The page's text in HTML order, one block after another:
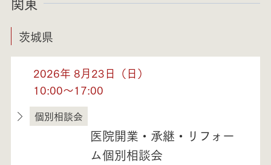
茨城県
2026年 8月23日（日）
10:00～17:00
茨城県
個別相談会
医院開業・承継・リフォー
ム個別相談会